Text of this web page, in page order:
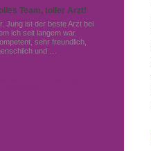
Team, toller Arzt!
Jung ist der beste Arzt bei
ich seit langem war.
sehr freundlich,
und …